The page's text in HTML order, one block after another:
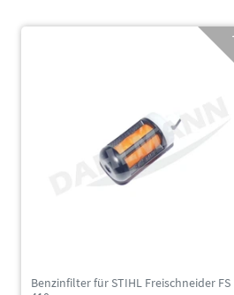
Benzinfilter für STIHL Freischneider FS